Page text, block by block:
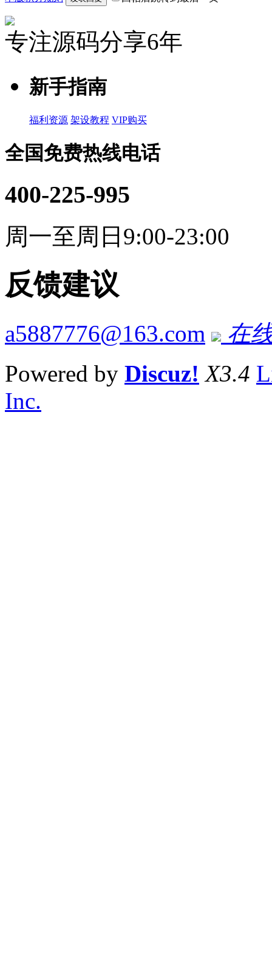
专注源码分享6年
新手指南
福利资源 架设教程 VIP购买
全国免费热线电话
400-225-995
周一至周日9:00-23:00
反馈建议
a5887776@163.com
在
Powered by Discuz! X3.4
Inc.